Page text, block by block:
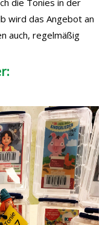
die Tonies in der
wird das Angebot an
auch, regelmäßig